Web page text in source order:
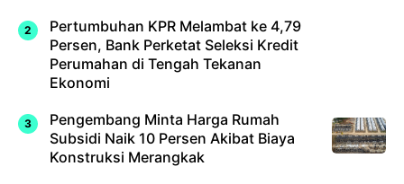
Pertumbuhan KPR Melambat ke 4,79
Persen, Bank Perketat Seleksi Kredit
Perumahan di Tengah Tekanan
Ekonomi
Pengembang Minta Harga Rumah
Subsidi Naik 10 Persen Akibat Biaya
Konstruksi Merangkak